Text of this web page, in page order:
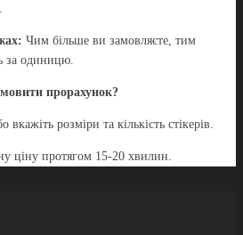
Чим більше ви замовляєте, тим
за одиницю.
прорахунок?
розміри та кількість стікерів.
ціну протягом 15-20 хвилин.